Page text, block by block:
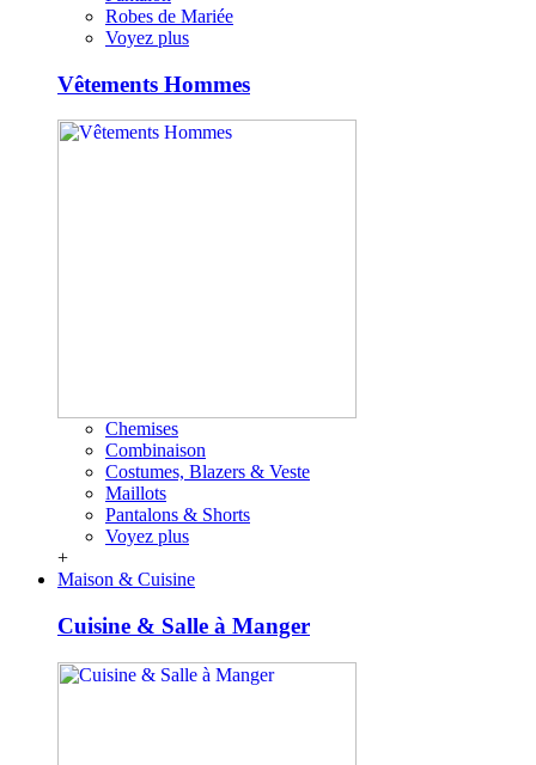
Robes de Mariée
Voyez plus
Vêtements Hommes
Chemises
Combinaison
Costumes, Blazers & Veste
Maillots
Pantalons & Shorts
Voyez plus
+
Maison & Cuisine
Cuisine & Salle à Manger